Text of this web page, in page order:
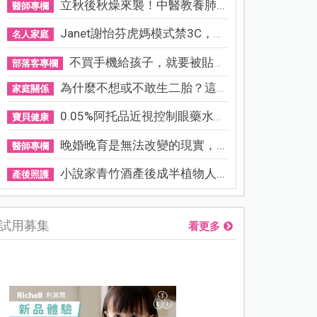
醫師專欄 立秋後秋燥來襲！中醫教養肺...
名人家庭 Janet謝怡芬虎媽模式禁3C，看...
部落客專欄 不買手機給孩子，就要被貼「...
家庭關係 為什麼不想或不敢生二胎？這8...
寶貝健康 0.05%阿托品近視控制眼藥水納...
醫師專欄 晚婚晚育是無法改變的現實，...
產後照護 小說家青竹酒產後成半植物人...
用募集 看更多